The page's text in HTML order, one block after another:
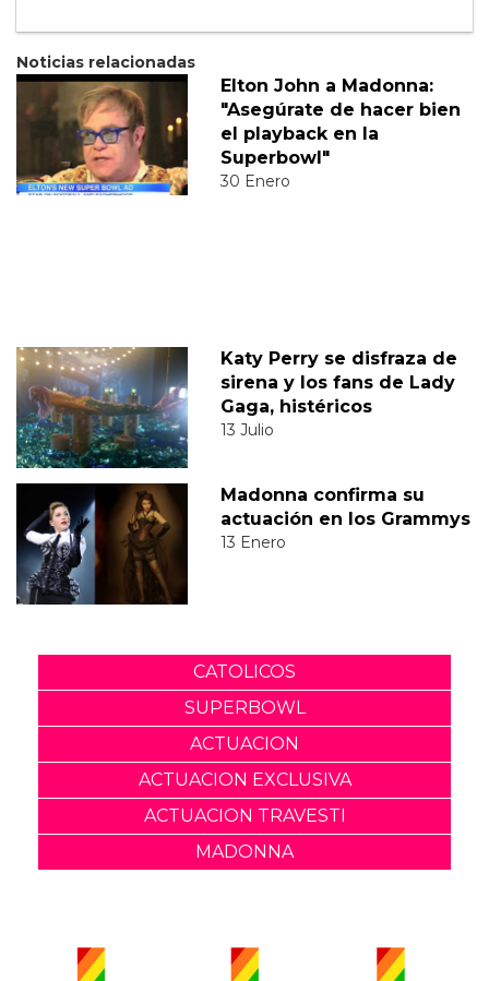
Noticias relacionadas
Elton John a Madonna:
"Asegúrate de hacer bien
el playback en la
Superbowl"
30 Enero
Katy Perry se disfraza de
sirena y los fans de Lady
Gaga, histéricos
13 Julio
Madonna confirma su
actuación en los Grammys
13 Enero
CATOLICOS
SUPERBOWL
ACTUACION
ACTUACION EXCLUSIVA
ACTUACION TRAVESTI
MADONNA